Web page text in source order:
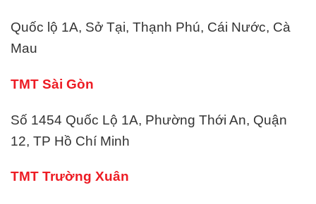
Quốc lộ 1A, Sở Tại, Thạnh Phú, Cái Nước, Cà
Mau
TMT Sài Gòn
Số 1454 Quốc Lộ 1A, Phường Thới An, Quận
12, TP Hồ Chí Minh
TMT Trường Xuân